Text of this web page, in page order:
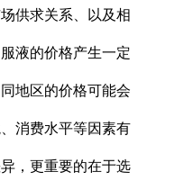
供求关系、以及相
液的价格产生一定
地区的价格可能会
消费水平等因素有
，更重要的在于选